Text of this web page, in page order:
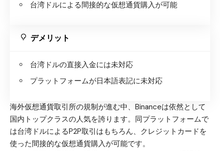
台湾ドルによる間接的な仮想通貨購入が可能
デメリット
台湾ドルの直接入金には未対応
プラットフォームが日本語表記に未対応
海外仮想通貨取引所の規制が進む中、Binanceは依然として
国内トップクラスの人気を誇ります。同プラットフォームで
は台湾ドルによるP2P取引はもちろん、クレジットカードを
使った間接的な仮想通貨購入が可能です。